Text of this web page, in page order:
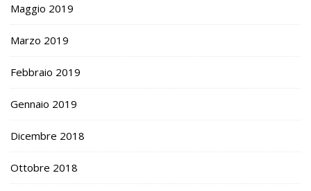
Maggio 2019
Marzo 2019
Febbraio 2019
Gennaio 2019
Dicembre 2018
Ottobre 2018